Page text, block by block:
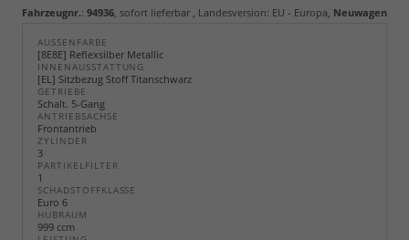
Fahrzeugnr.: 94936 sofort lieferbar , Landesversion: EU - Europa, Neuwagen
AUSSENFARBE
[8E8E] Reflexsilber Metallic
INNENAUSSTATTUNG
[EL] Sitzbezug Stoff Titanschwarz
GETRIEBE
Schalt. 5-Gang
ANTRIEBSACHSE
Frontantrieb
ZYLINDER
3
PARTIKELFILTER
1
SCHADSTOFFKLASSE
Euro 6
HUBRAUM
999 ccm